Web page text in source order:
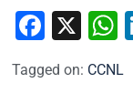
X
Tagged on: CCNL